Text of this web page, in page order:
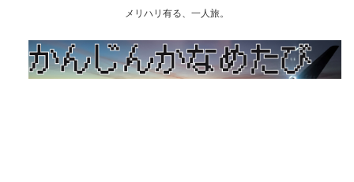
メリハリ有る、一人旅。